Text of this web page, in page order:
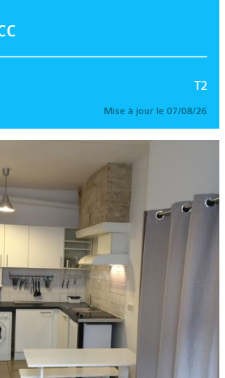
T2
Mise à jour le 07/08/26